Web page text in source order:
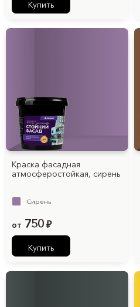
Купить
Краска фасадная
атмосферостойкая, cирень
Cирень
от 750 ₽
Купить